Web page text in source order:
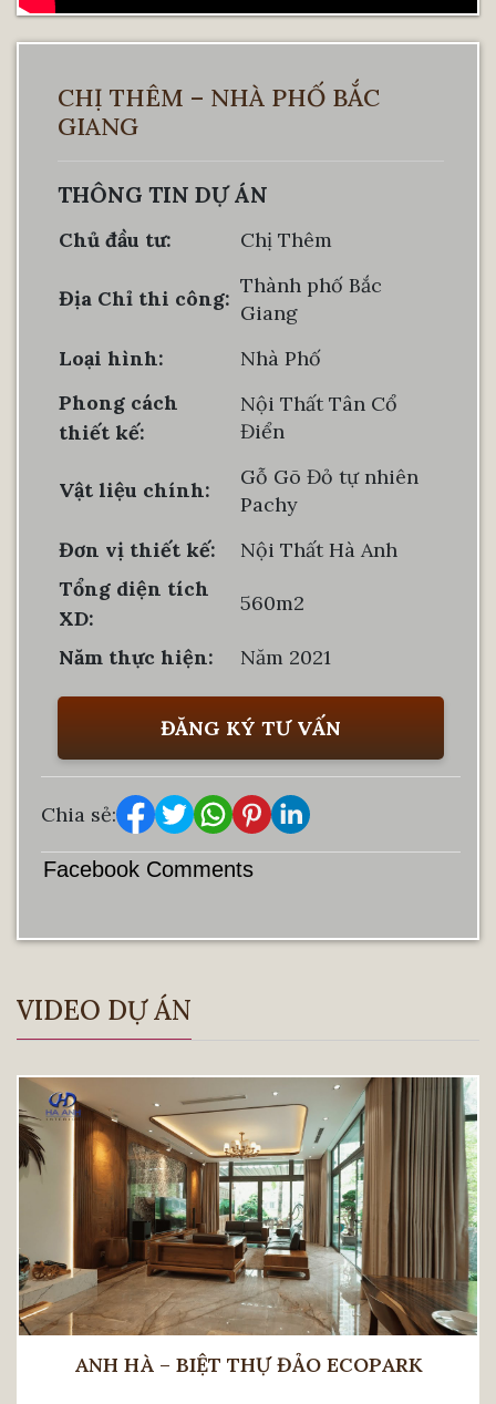
CHỊ THÊM – NHÀ PHỐ BẮC
GIANG
THÔNG TIN DỰ ÁN
Chủ đầu tư: Chị Thêm
Địa Chỉ thi công:
Thành phố Bắc
Giang
Loại hình:
Nhà Phố
Phong cách
thiết kế:
Nội Thất Tân Cổ
Điển
Vật liệu chính:
Gỗ Gõ Đỏ tự nhiên
Pachy
Đơn vị thiết kế:
Nội Thất Hà Anh
Tổng diện tích
XD:
560m2
Năm thực hiện: Năm 2021
ĐĂNG KÝ TƯ VẤN
Chia sẻ:
Facebook Comments
VIDEO DỰ ÁN
ANH HÀ – BIỆT THỰ ĐẢO ECOPARK